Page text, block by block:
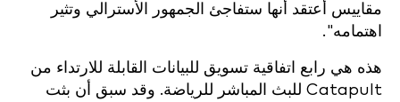
مقاييس أعتقد أنها ستفاجئ الجمهور الأسترالي وتثير
اهتمامه".
هذه هي رابع اتفاقية تسويق للبيانات القابلة للارتداء من
Catapult للبث المباشر للرياضة. وقد سبق أن بثت